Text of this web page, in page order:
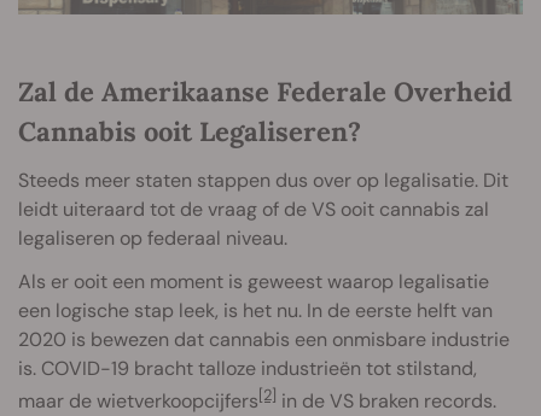
Zal de Amerikaanse Federale Overheid
Cannabis ooit Legaliseren?
Steeds meer staten stappen dus over op legalisatie. Dit
leidt uiteraard tot de vraag of de VS ooit cannabis zal
legaliseren op federaal niveau.
Als er ooit een moment is geweest waarop legalisatie
een logische stap leek, is het nu. In de eerste helft van
2020 is bewezen dat cannabis een onmisbare industrie
is. COVID-19 bracht talloze industrieën tot stilstand,
maar de wietverkoopcijfers[2] in de VS braken records.